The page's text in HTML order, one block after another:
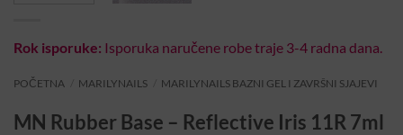
Rok isporuke: Isporuka naručene robe traje 3-4 radna dana.
POČETNA MARILYNAILS MARILYNAILS BAZNI GEL I ZAVRŠNI SJAJEVI
MN Rubber Base – Reflective Iris 11R 7ml